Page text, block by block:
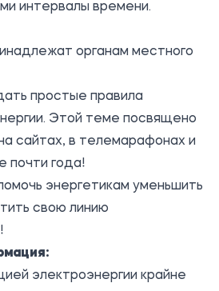
интервалы времени.
органам местного
простые правила
Этой теме посвящено
сайтах, в телемарафонах и
почти года!
энергетикам уменьшить
свою линию
электроэнергии крайне